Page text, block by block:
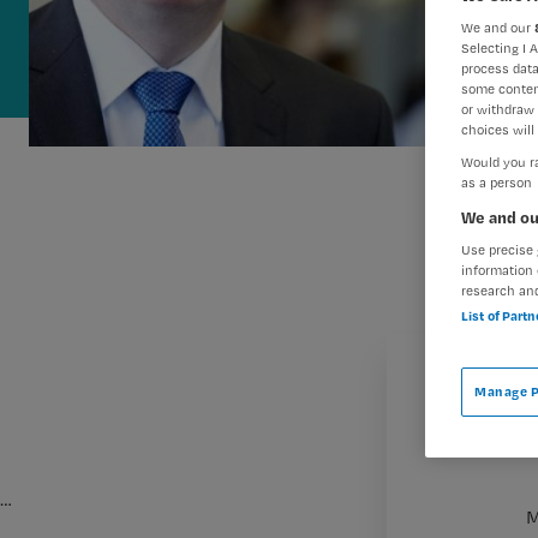
…
We and our
Selecting I
process
some
or withdraw
choices will
Would you
as a person
We and
Use
information
research
List of
Manage